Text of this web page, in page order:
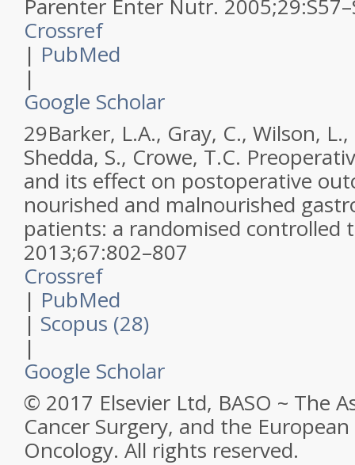
Parenter Enter Nutr. 2005;29:
Crossref
| PubMed
|
Google Scholar
29Barker, L.A., Gray, C., Wilson,
Shedda, S., Crowe, T.C.
and its effect on postoperative
nourished and malnourished
patients: a randomised controlled
2013;67:802–807
Crossref
| PubMed
| Scopus (28)
|
Google Scholar
© 2017 Elsevier Ltd, BASO ~ The
Cancer Surgery, and the
Oncology. All rights reserved.